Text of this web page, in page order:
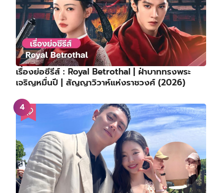
เรื่องย่อซีรีส์ : Royal Betrothal | ฝ่าบาททรงพระ
เจริญหมื่นปี | สัญญาวิวาห์แห่งราชวงศ์ (2026)